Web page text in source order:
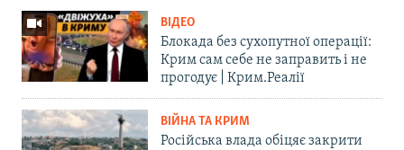
ВІДЕО
Блокада без сухопутної операції:
Крим сам себе не заправить і не
прогодує | Крим.Реалії
ВІЙНА ТА КРИМ
Російська влада обіцяє закрити